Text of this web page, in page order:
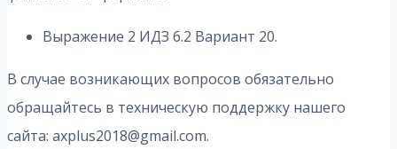
Выражение 2 ИДЗ 6.2 Вариант 20.
В случае возникающих вопросов обязательно
обращайтесь в техническую поддержку нашего
сайта: axplus2018@gmail.com.